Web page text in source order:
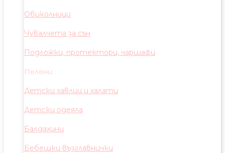
Обиколници
Чувалчета за сън
Подложки, протектори, чаршафи
Пелени
Детски хавлии и халати
Детски одеяла
Балдахини
Бебешки възглавнички